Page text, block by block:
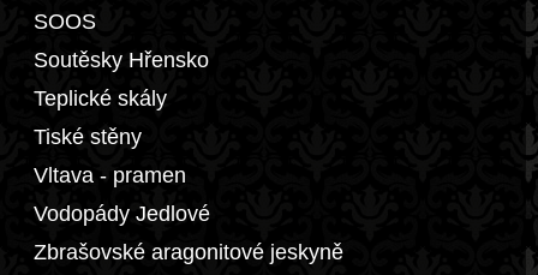
SOOS
Soutěsky Hřensko
Teplické skály
Tiské stěny
Vltava - pramen
Vodopády Jedlové
Zbrašovské aragonitové jeskyně